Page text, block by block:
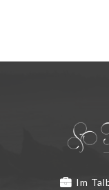
Im